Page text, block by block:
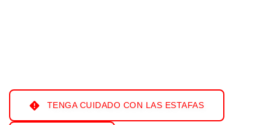
TENGA CUIDADO CON LAS ESTAFAS